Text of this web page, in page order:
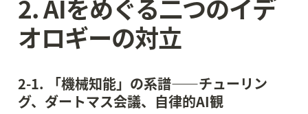
2. AIをめぐる二つのイデ
オロギーの対立
2-1. 「機械知能」の系譜——チューリン
グ、ダートマス会議、自律的AI観